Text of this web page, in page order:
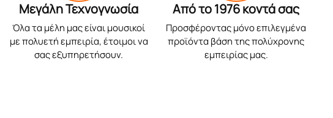
Μεγάλη Τεχνογνωσία
Όλα τα μέλη μας είναι μουσικοί
με πολυετή εμπειρία, έτοιμοι να
σας εξυπηρετήσουν.
Από το 1976 κοντά σας
Προσφέροντας μόνο επιλεγμένα
προϊόντα βάση της πολύχρονης
εμπειρίας μας.